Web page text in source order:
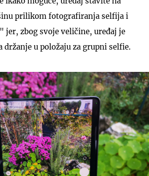
prilikom fotografiranja selfija i
zbog svoje veličine, uređaj je
držanje u položaju za grupni selfie.